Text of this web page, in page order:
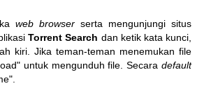
web browser serta mengunjungi situs
Torrent Search dan ketik kata kunci,
kiri. Jika teman-teman menemukan file
untuk mengunduh file. Secara default